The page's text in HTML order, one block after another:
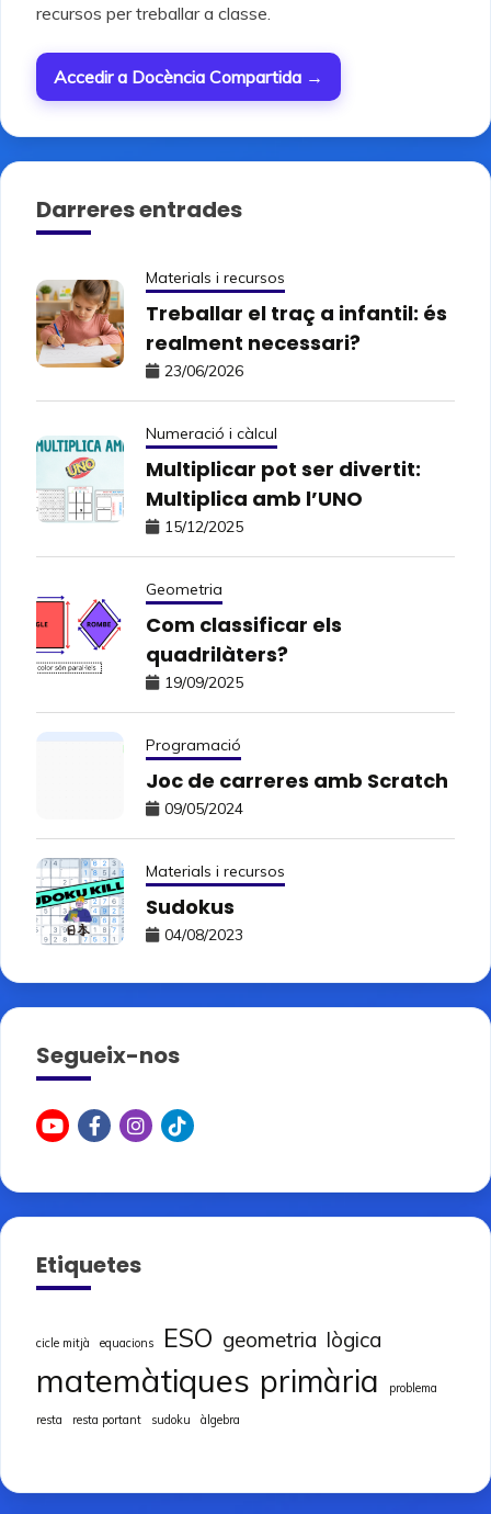
recursos per treballar a classe.
Accedir a Docència Compartida →
Darreres entrades
Materials i recursos
Treballar el traç a infantil: és
realment necessari?
23/06/2026
Numeració i càlcul
Multiplicar pot ser divertit:
Multiplica amb l’UNO
15/12/2025
Geometria
Com classificar els
quadrilàters?
19/09/2025
Programació
Joc de carreres amb Scratch
09/05/2024
Materials i recursos
Sudokus
04/08/2023
Segueix-nos
Etiquetes
cicle mitjà equacions ESO geometria lògica
matemàtiques primària problema
resta resta portant sudoku àlgebra